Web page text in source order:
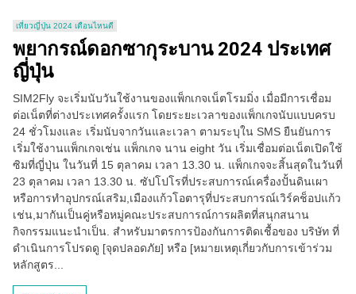
เที่ยวญี่ปุ่น 2024 เดือนไหนดี
พยากรณ์ดอกซากุระบาน 2024 ประเทศ
ญี่ปุ่น
SIM2Fly จะเริ่มนับวันใช้งานของแพ็กเกจเน็ตโรมมิ่ง เมื่อมีการเชื่อม
ต่อเน็ตที่ต่างประเทศครั้งแรก โดยระยะเวลาของแพ็กเกจนับแบบครบ
24 ชั่วโมงและ เริ่มนับจากวันและเวลา ตามระบุใน SMS ยืนยันการ
เริ่มใช้งานแพ็กเกจเช่น แพ็กเกจ นาน eight วัน เริ่มเชื่อมต่อเน็ตเปิดใช้
ซิมที่ญี่ปุ่น ในวันที่ 15 ตุลาคม เวลา 13.30 น. แพ็กเกจจะสิ้นสุดในวันที่
23 ตุลาคม เวลา 13.30 น. ซัปโปโรที่ประสบการณ์เครื่องปั้นดินเผา
หรือการทำอุปกรณ์เสริม,เมืองแก้วโอตารุที่ประสบการณ์เวิร์คช็อปแก้ว
เช่น,มากันเป็นคู่หรือหมู่คณะประสบการณ์การผลิตที่สนุกสนาน
กิจกรรมแนะนำเป็น. สำหรับมาตรการป้องกันการติดเชื้อของ บริษัท ที่
ดำเนินการโปรดดู [จุดปลอดภัย] หรือ [หมายเหตุเกี่ยวกับการเข้าร่วม
หลักสูตร...